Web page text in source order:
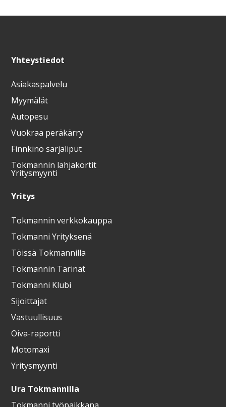
Yhteystiedot
Asiakaspalvelu
Myymälät
Autopesu
Vuokraa peräkärry
Finnkino sarjaliput
Tokmannin lahjakortit
Yritysmyynti
Yritys
Tokmannin verkkokauppa
Tokmanni Yrityksenä
Töissä Tokmannilla
Tokmannin Tarinat
Tokmanni Klubi
Sijoittajat
Vastuullisuus
Oiva-raportti
Motomaxi
Yritysmyynti
Ura Tokmannilla